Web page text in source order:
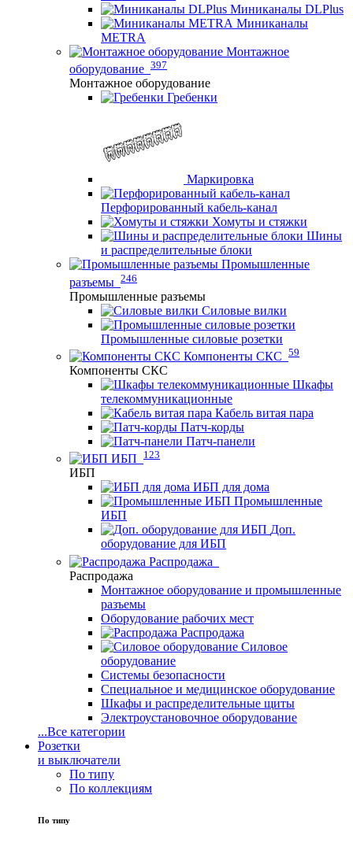
Миниканалы DLPlus
Миниканалы
METRA
Монтажное
оборудование 397
Монтажное оборудование
Гребенки
Маркировка
Перфорированный кабель-канал
Хомуты и стяжки
Шины
и распределительные блоки
Промышленные
разъемы 246
Промышленные разъемы
Силовые вилки
Промышленные силовые розетки
Компоненты СКС 59
Компоненты СКС
Шкафы
телекоммуникационные
Кабель витая пара
Патч-корды
Патч-панели
ИБП
123
ИБП
ИБП для дома
Промышленные
ИБП
Доп.
оборудование для ИБП
Распродажа
Распродажа
Монтажное оборудование и промышленные
разъемы
Оборудование рабочих мест
Распродажа
Силовое
оборудование
Системы безопасности
Специальное и медицинское оборудование
Шкафы и распределительные щиты
Электроустановочное оборудование
...Все категории
Розетки
и выключатели
По типу
По коллекциям
По типу